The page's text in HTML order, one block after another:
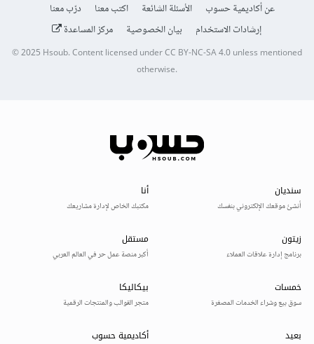
عن أكاديمية حسوب الأسئلة الشائعة اكتب معنا
درّب معنا
إرشادات الاستخدام
بيان الخصوصية مركز المساعدة
© 2025Hsoub.Content licensed underCC BY-NC-SA 4.0unless mentioned
otherwise.